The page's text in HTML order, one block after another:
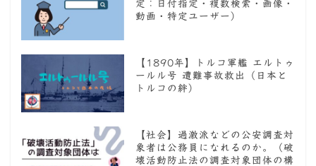
定：日付指定・複数検索・画像・
動画・特定ユーザー）
【1890年】トルコ軍艦 エルトゥ
ールル号 遭難事故救出（日本と
トルコの絆）
【社会】過激派などの公安調査対
象者は公務員になれるのか。（破
壊活動防止法の調査対象団体の構